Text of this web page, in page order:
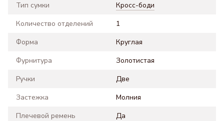
Тип сумки
Кросс-боди
Количество отделений
1
Форма
Круглая
Фурнитура
Золотистая
Ручки
Две
Застежка
Молния
Плечевой ремень
Да